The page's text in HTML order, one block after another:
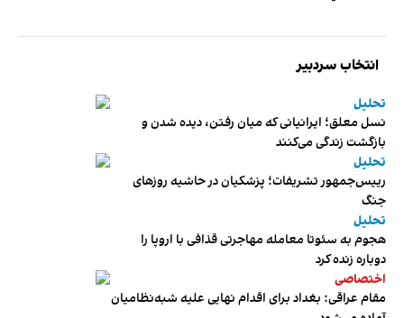
انتخاب سردبیر
تحلیل
نسل معلق؛ ایرانیانی که میان رفتن، دیده شدن و
بازگشت زندگی می‌کنند
تحلیل
رییس‌جمهور تشریفات؛ پزشکیان در حاشیه روزهای
جنگ
تحلیل
هجوم به سئوتا معامله مهاجرتی قذافی با اروپا را
دوباره زنده کرد
اختصاصی
مقام عراقی: بغداد برای اقدام نهایی علیه شبه‌نظامیان